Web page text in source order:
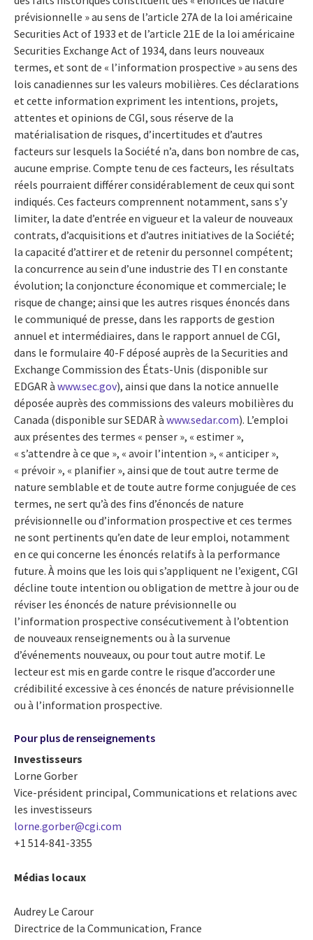
prévisionnelle » au sens de l’article 27A de la loi américaine
Securities Act of 1933 et de l’article 21E de la loi américaine
Securities Exchange Act of 1934, dans leurs nouveaux
termes, et sont de « l’information prospective » au sens des
lois canadiennes sur les valeurs mobilières. Ces déclarations
et cette information expriment les intentions, projets,
attentes et opinions de CGI, sous réserve de la
matérialisation de risques, d’incertitudes et d’autres
facteurs sur lesquels la Société n’a, dans bon nombre de cas,
aucune emprise. Compte tenu de ces facteurs, les résultats
réels pourraient différer considérablement de ceux qui sont
indiqués. Ces facteurs comprennent notamment, sans s’y
limiter, la date d’entrée en vigueur et la valeur de nouveaux
contrats, d’acquisitions et d’autres initiatives de la Société;
la capacité d’attirer et de retenir du personnel compétent;
la concurrence au sein d’une industrie des TI en constante
évolution; la conjoncture économique et commerciale; le
risque de change; ainsi que les autres risques énoncés dans
le communiqué de presse, dans les rapports de gestion
annuel et intermédiaires, dans le rapport annuel de CGI,
dans le formulaire 40-F déposé auprès de la Securities and
Exchange Commission des États-Unis (disponible sur
EDGAR à www.sec.gov), ainsi que dans la notice annuelle
déposée auprès des commissions des valeurs mobilières du
Canada (disponible sur SEDAR à www.sedar.com). L’emploi
aux présentes des termes « penser », « estimer »,
« s’attendre à ce que », « avoir l’intention », « anticiper »,
« prévoir », « planifier », ainsi que de tout autre terme de
nature semblable et de toute autre forme conjuguée de ces
termes, ne sert qu’à des fins d’énoncés de nature
prévisionnelle ou d’information prospective et ces termes
ne sont pertinents qu’en date de leur emploi, notamment
en ce qui concerne les énoncés relatifs à la performance
future. À moins que les lois qui s’appliquent ne l’exigent, CGI
décline toute intention ou obligation de mettre à jour ou de
réviser les énoncés de nature prévisionnelle ou
l’information prospective consécutivement à l’obtention
de nouveaux renseignements ou à la survenue
d’événements nouveaux, ou pour tout autre motif. Le
lecteur est mis en garde contre le risque d’accorder une
crédibilité excessive à ces énoncés de nature prévisionnelle
ou à l’information prospective.
Pour plus de renseignements
Investisseurs
Lorne Gorber
Vice-président principal, Communications et relations avec
les investisseurs
lorne.gorber@cgi.com
+1 514-841-3355
Médias locaux
Audrey Le Carour
Directrice de la Communication, France